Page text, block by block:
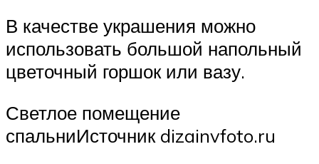
В качестве украшения можно
использовать большой напольный
цветочный горшок или вазу.
Светлое помещение
спальниИсточник dizainvfoto.ru